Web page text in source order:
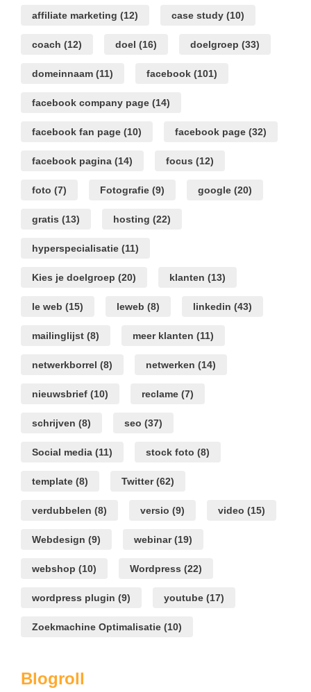
affiliate marketing (12) case study (10)
coach (12) doel (16) doelgroep (33)
domeinnaam (11) facebook (101)
facebook company page (14)
facebook fan page (10) facebook page (32)
facebook pagina (14) focus (12)
foto (7) Fotografie (9) google (20)
gratis (13) hosting (22)
hyperspecialisatie (11)
Kies je doelgroep (20) klanten (13)
le web (15) leweb (8) linkedin (43)
mailinglijst (8) meer klanten (11)
netwerkborrel (8) netwerken (14)
nieuwsbrief (10) reclame (7)
schrijven (8) seo (37)
Social media (11) stock foto (8)
template (8) Twitter(62)
verdubbelen (8) versio (9) video (15)
Webdesign (9) webinar(19)
webshop (10) Wordpress (22)
wordpress plugin (9) youtube (17)
Zoekmachine Optimalisatie (10)
Blogroll